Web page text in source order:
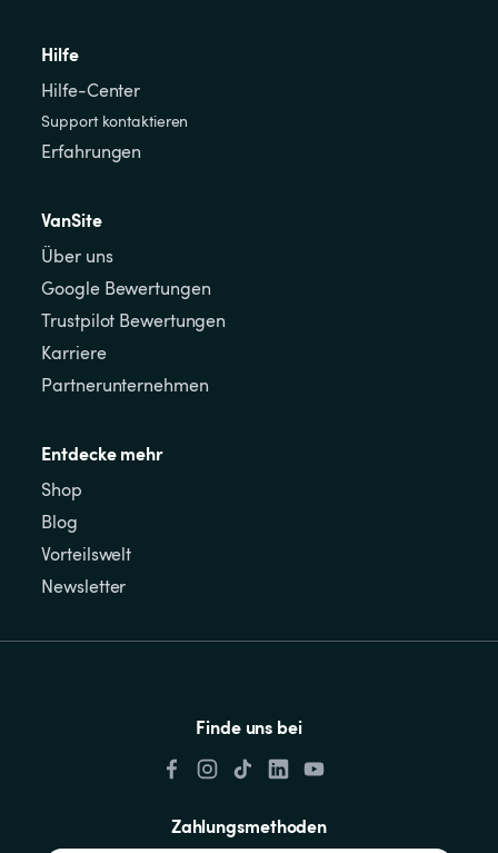
Hilfe
Hilfe-Center
Support kontaktieren
Erfahrungen
VanSite
Über uns
Google Bewertungen
Trustpilot Bewertungen
Karriere
Partnerunternehmen
Entdecke mehr
Shop
Blog
Vorteilswelt
Newsletter
Finde uns bei
Zahlungsmethoden